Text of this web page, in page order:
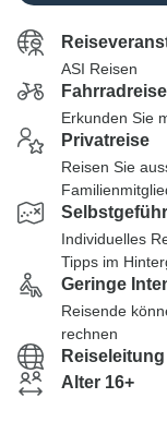
ASI Reisen
Fahrradreise
Erkunden Sie
Privatreise
Reisen Sie
Individuelles
Tipps im
Geringe
Reisende
rechnen
Alter 16+